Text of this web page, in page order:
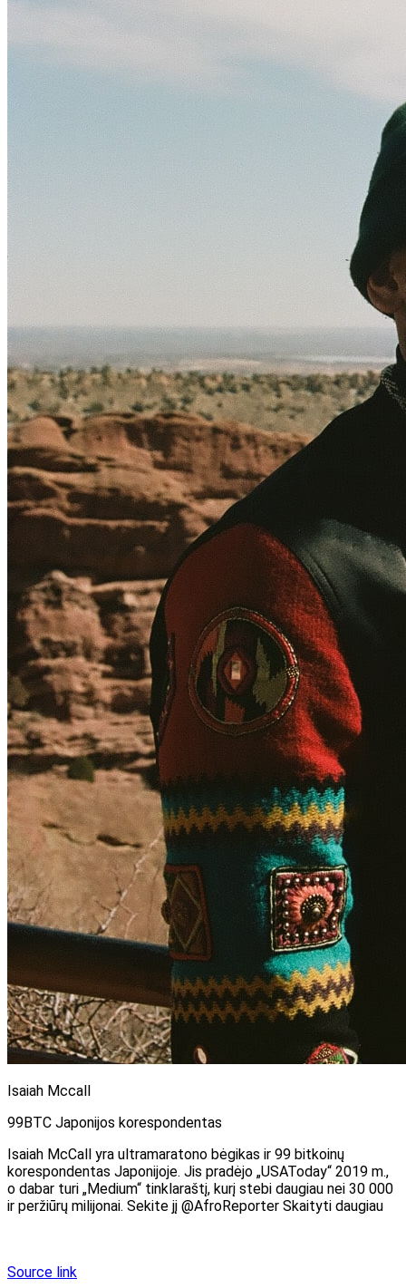
Isaiah Mccall
99BTC Japonijos korespondentas
Isaiah McCall yra ultramaratono bėgikas ir 99 bitkoinų
korespondentas Japonijoje. Jis pradėjo „USAToday“ 2019 m.,
o dabar turi „Medium“ tinklaraštį, kurį stebi daugiau nei 30 000
ir peržiūrų milijonai. Sekite jį @AfroReporter Skaityti daugiau
Source link